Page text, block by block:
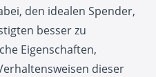
den idealen Spender,
besser zu
Eigenschaften,
dieser